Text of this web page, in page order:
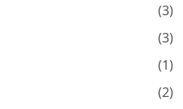
(3)
(3)
(1)
(2)